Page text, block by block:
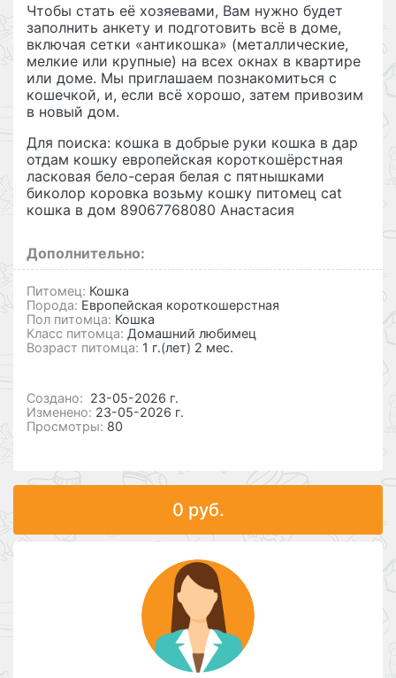
Чтобы стать её хозяевами, Вам нужно будет
заполнить анкету и подготовить всё в доме,
включая сетки «антикошка» (металлические,
мелкие или крупные) на всех окнах в квартире
или доме. Мы приглашаем познакомиться с
кошечкой, и, если всё хорошо, затем привозим
в новый дом.
Для поиска: кошка в добрые руки кошка в дар
отдам кошку европейская короткошёрстная
ласковая бело-серая белая с пятнышками
биколор коровка возьму кошку питомец cat
кошка в дом 89067768080 Анастасия
Дополнительно:
Питомец: Кошка
Порода: Европейская короткошерстная
Пол питомца: Кошка
Класс питомца: Домашний любимец
Возраст питомца: 1 г.(лет) 2 мес.
Cоздано: 23-05-2026 г.
Изменено: 23-05-2026 г.
Просмотры: 80
0 руб.